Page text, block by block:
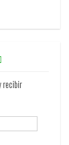
recibir